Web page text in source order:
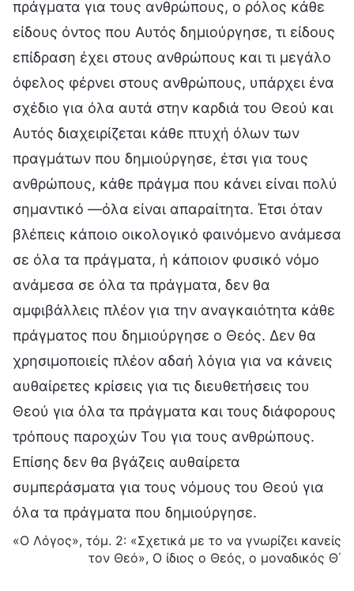
πράγματα για τους ανθρώπους, ο ρόλος κάθε
είδους όντος που Αυτός δημιούργησε, τι είδους
επίδραση έχει στους ανθρώπους και τι μεγάλο
όφελος φέρνει στους ανθρώπους, υπάρχει ένα
σχέδιο για όλα αυτά στην καρδιά του Θεού και
Αυτός διαχειρίζεται κάθε πτυχή όλων των
πραγμάτων που δημιούργησε, έτσι για τους
ανθρώπους, κάθε πράγμα που κάνει είναι πολύ
σημαντικό —όλα είναι απαραίτητα. Έτσι όταν
βλέπεις κάποιο οικολογικό φαινόμενο ανάμεσα
σε όλα τα πράγματα, ή κάποιον φυσικό νόμο
ανάμεσα σε όλα τα πράγματα, δεν θα
αμφιβάλλεις πλέον για την αναγκαιότητα κάθε
πράγματος που δημιούργησε ο Θεός. Δεν θα
χρησιμοποιείς πλέον αδαή λόγια για να κάνεις
αυθαίρετες κρίσεις για τις διευθετήσεις του
Θεού για όλα τα πράγματα και τους διάφορους
τρόπους παροχών Του για τους ανθρώπους.
Επίσης δεν θα βγάζεις αυθαίρετα
συμπεράσματα για τους νόμους του Θεού για
όλα τα πράγματα που δημιούργησε.
«Ο Λόγος», τόμ. 2: «Σχετικά με το να γνωρίζει κανείς
τον Θεό», Ο ίδιος ο Θεός, ο μοναδικός Θ΄